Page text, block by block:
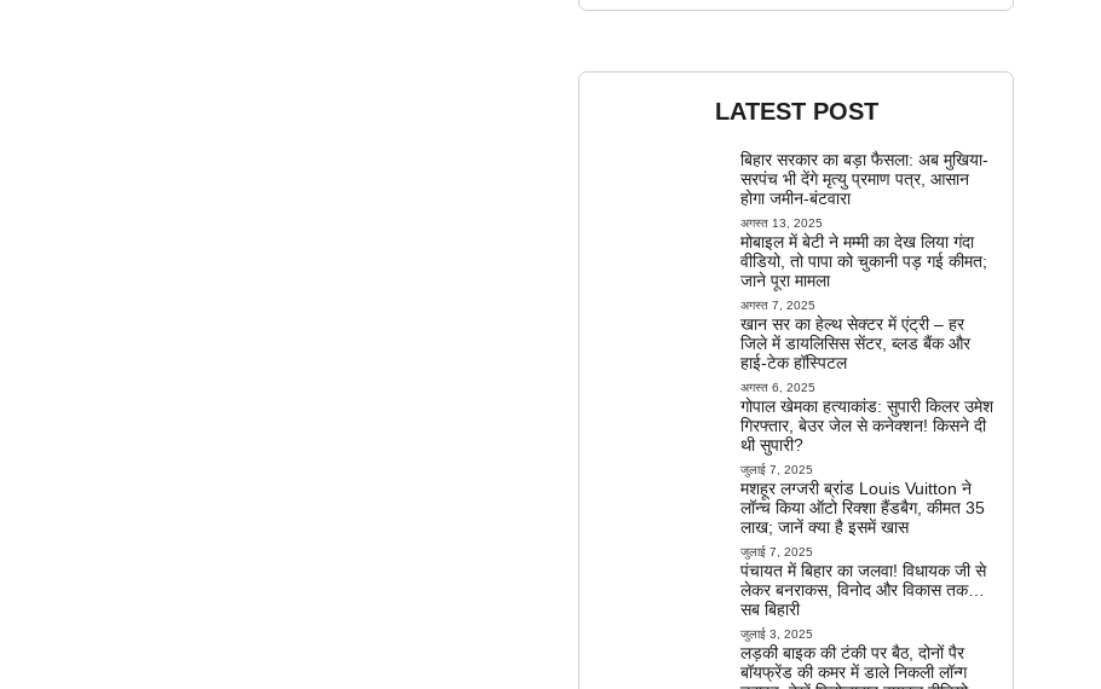
LATEST POST
बिहार सरकार का बड़ा फैसला: अब मुखिया-
सरपंच भी देंगे मृत्यु प्रमाण पत्र, आसान
होगा जमीन-बंटवारा
अगस्त 13, 2025
मोबाइल में बेटी ने मम्मी का देख लिया गंदा
वीडियो, तो पापा को चुकानी पड़ गई कीमत;
जाने पूरा मामला
अगस्त 7, 2025
खान सर का हेल्थ सेक्टर में एंट्री – हर
जिले में डायलिसिस सेंटर, ब्लड बैंक और
हाई-टेक हॉस्पिटल
अगस्त 6, 2025
गोपाल खेमका हत्याकांड: सुपारी किलर उमेश
गिरफ्तार, बेउर जेल से कनेक्शन! किसने दी
थी सुपारी?
जुलाई 7, 2025
मशहूर लग्जरी ब्रांड Louis Vuitton ने
लॉन्च किया ऑटो रिक्शा हैंडबैग, कीमत 35
लाख; जानें क्या है इसमें खास
जुलाई 7, 2025
पंचायत में बिहार का जलवा! विधायक जी से
लेकर बनराकस, विनोद और विकास तक…
सब बिहारी
जुलाई 3, 2025
लड़की बाइक की टंकी पर बैठ, दोनों पैर
बॉयफ्रेंड की कमर में डाले निकली लॉन्ग